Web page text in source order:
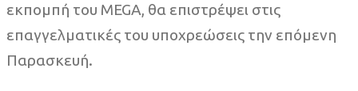
εκπομπή του MEGA, θα επιστρέψει στις
επαγγελματικές του υποχρεώσεις την επόμενη
Παρασκευή.